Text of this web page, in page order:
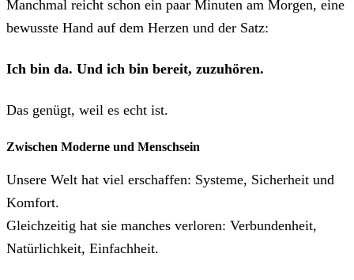
Manchmal reicht schon ein paar Minuten am Morgen, eine
bewusste Hand auf dem Herzen und der Satz:
Ich bin da. Und ich bin bereit, zuzuhören.
Das genügt, weil es echt ist.
Zwischen Moderne und Menschsein
Unsere Welt hat viel erschaffen: Systeme, Sicherheit und
Komfort.
Gleichzeitig hat sie manches verloren: Verbundenheit,
Natürlichkeit, Einfachheit.